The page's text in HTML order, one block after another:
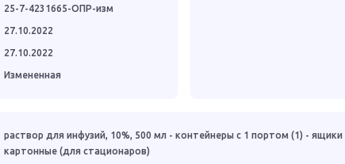
25-7-4231665-ОПР-изм
27.10.2022
27.10.2022
Измененная
раствор для инфузий, 10%, 500 мл - контейнеры с 1 портом (1) - ящики
картонные (для стационаров)